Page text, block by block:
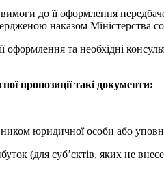
до її оформлення
наказом Міністерства
та необхідні
пропозиції такі документи:
юридичної особи або
(для суб’єктів, яких не